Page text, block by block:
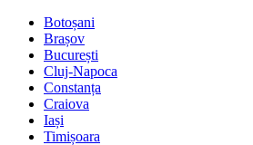
Botoșani
Brașov
București
Cluj-Napoca
Constanța
Craiova
Iași
Timișoara